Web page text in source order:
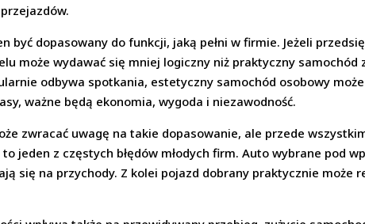
być dopasowany do funkcji, jaką pełni w firmie. Jeżeli
może wydawać się mniej logiczny niż praktyczny samochód
odbywa spotkania, estetyczny samochód osobowy
ważne będą ekonomia, wygoda i niezawodność.
zwracać uwagę na takie dopasowanie, ale przede
jeden z częstych błędów młodych firm. Auto wybrane pod
się na przychody. Z kolei pojazd dobrany praktycznie może